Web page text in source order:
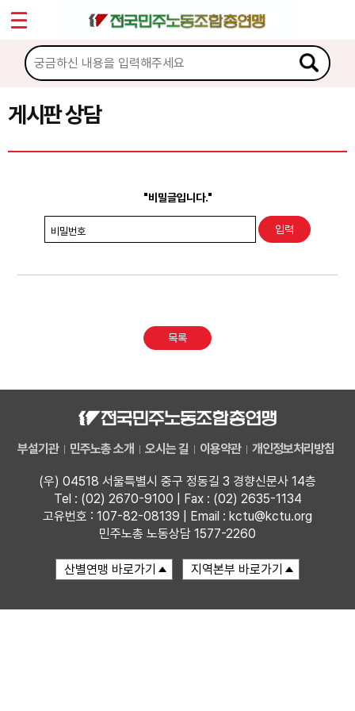
게시판 상담
"비밀글입니다."
비밀번호
목록
부설기관 민주노총 소개 오시는 길 이용약관 개인정보처리방침
(우) 04518 서울특별시 중구 정동길 3 경향신문사 14층
Tel : (02) 2670-9100 | Fax : (02) 2635-1134
고유번호 : 107-82-08139 | Email : kctu@kctu.org
민주노총 노동상담 1577-2260
마이페이지
소개
소식
노동상담
권리찾기수첩 검색
찾아보기
Sketchbook5, 스케치북5
Sketchbook5, 스케치북5